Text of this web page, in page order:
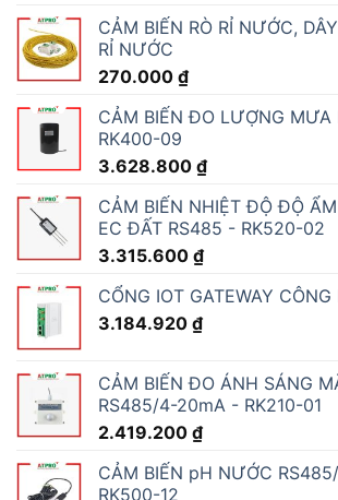
CẢM BIẾN RÒ RỈ NƯỚC,
RỈ NƯỚC
270.000 ₫
CẢM BIẾN ĐO LƯỢNG MƯA
RK400-09
3.628.800 ₫
CẢM BIẾN NHIỆT ĐỘ ĐỘ
EC ĐẤT RS485 - RK520-02
3.315.600 ₫
CỔNG IOT GATEWAY CÔNG
3.184.920 ₫
CẢM BIẾN ĐO ÁNH SÁNG
RS485/4-20mA - RK210-01
2.419.200 ₫
CẢM BIẾN pH NƯỚC
RK500-12